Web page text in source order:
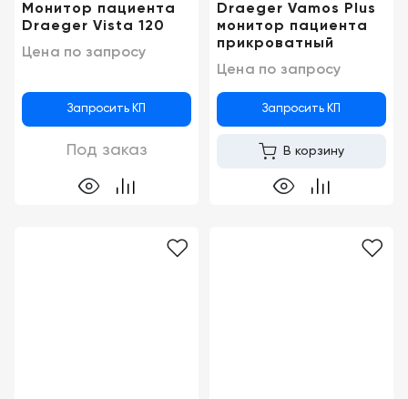
Карьера
товарах
Контакты
Монитор пациента
Draeger Vista 120
Цена по запросу
Запросить КП
Под заказ
Draeger Vamos Plus
монитор пациента
прикроватный
Цена по запросу
Запросить КП
В корзину